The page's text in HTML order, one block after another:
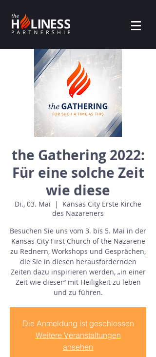
the Gathering 2022:
Für eine solche Zeit
wie diese
Di., 03. Mai
  |
Kansas City Erste Kirche
des Nazareners
Besuchen Sie uns vom 3. bis 5. Mai in der
Kansas City First Church of the Nazarene
zu Rednern, Workshops und Gesprächen,
die Sie in diesen herausfordernden
Zeiten dazu inspirieren werden, „in einer
Zeit wie dieser“ mit Heiligkeit zu leben
und zu führen.
Die Anmeldung ist geschlossen
Weitere Veranstaltungen
ansehen